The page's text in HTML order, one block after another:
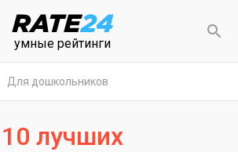
умные рейтинги
Для дошкольников
10 лучших